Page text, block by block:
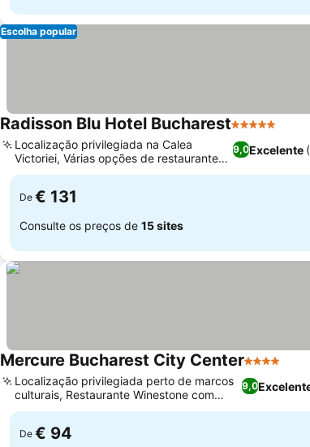
Escolha popular
Radisson Blu Hotel Bucharest5 Estrelas
9,0Excelente
Localização privilegiada na Calea
Victoriei, Várias opções de restaurantes
e bares no local
De € 131
Consulte os preços de 15 sites
Mercure Bucharest City Center4 Estrelas
9,0
Localização privilegiada perto de marcos
culturais, Restaurante Winestone com
sabores locais
De € 94